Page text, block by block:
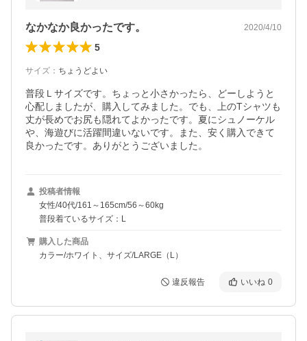
なかなか良かったです。 2020/4/10
5
サイズ ： ちょうどよい
普段Ｌサイズです。ちょっと小さかったら、どーしようと
心配しましたが、購入してみました。でも、上のTシャツも
丈が長めでお尻も隠れてよかったです。夏にシュノーケル
や、海遊びに活躍間違いないです。また、安く購入できて
良かったです。ありがとうございました。
投稿者情報
女性/40代/161～165cm/56～60kg
普段着ているサイズ：L
購入した商品
カラー/ホワイト、サイズ/LARGE（L）
違反報告 いいね 0